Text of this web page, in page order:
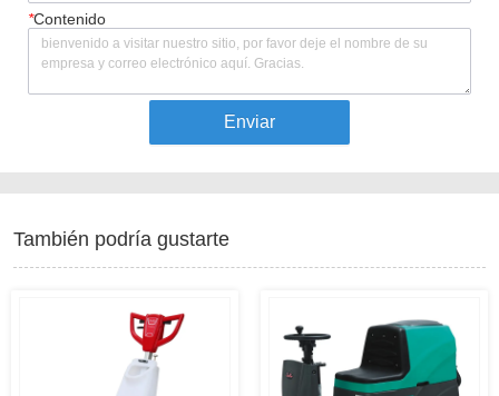
*Contenido
Enviar
También podría gustarte